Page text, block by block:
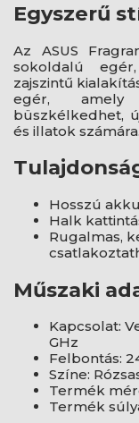
Egyszerű
Az ASUS
sokoldalú
zajszintű
egér, amely
büszkélkedhet,
és illatok számára.
Hosszú
Halk
Rugalmas,
Műszaki
Kapcsolat:
GHz
Felbontás:
Színe:
Termék
Termék